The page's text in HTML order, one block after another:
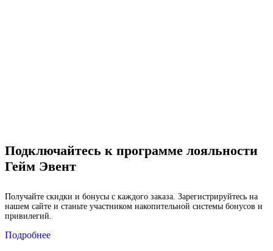
Подключайтесь к программе лояльности
Гейм Эвент
Получайте скидки и бонусы с каждого заказа. Зарегистрируйтесь на
нашем сайте и станьте участником накопительной системы бонусов и
привилегий.
Подробнее